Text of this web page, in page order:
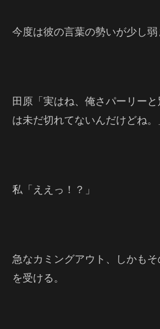
今度は彼の言葉の勢いが少し弱
田原「実はね、俺さパーリー
は未だ切れてないんだけどね。
私「ええっ！？」
急なカミングアウト、しかも
を受ける。